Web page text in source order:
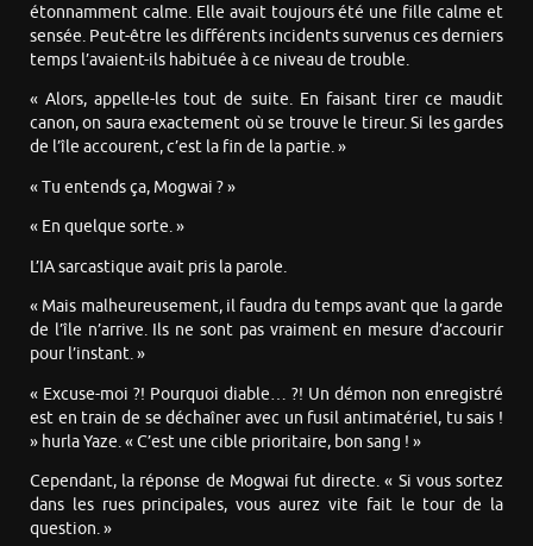
étonnamment calme. Elle avait toujours été une fille calme et
sensée. Peut-être les différents incidents survenus ces derniers
temps l’avaient-ils habituée à ce niveau de trouble.
« Alors, appelle-les tout de suite. En faisant tirer ce maudit
canon, on saura exactement où se trouve le tireur. Si les gardes
de l’île accourent, c’est la fin de la partie. »
« Tu entends ça, Mogwai ? »
« En quelque sorte. »
L’IA sarcastique avait pris la parole.
« Mais malheureusement, il faudra du temps avant que la garde
de l’île n’arrive. Ils ne sont pas vraiment en mesure d’accourir
pour l’instant. »
« Excuse-moi ?! Pourquoi diable… ?! Un démon non enregistré
est en train de se déchaîner avec un fusil antimatériel, tu sais !
» hurla Yaze. « C’est une cible prioritaire, bon sang ! »
Cependant, la réponse de Mogwai fut directe. « Si vous sortez
dans les rues principales, vous aurez vite fait le tour de la
question. »